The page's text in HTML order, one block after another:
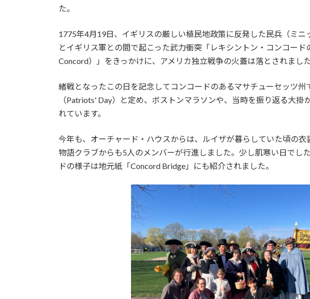
た。
1775年4月19日、イギリスの厳しい植民地政策に反発した民兵（ミ
とイギリス軍との間で起こった武力衝突「レキシントン・コンコード
Concord）」をきっかけに、アメリカ独立戦争の火蓋は落とされました
緒戦となったこの日を記念してコンコードのあるマサチューセッツ州
（Patriots' Day）と定め、ボストンマラソンや、当時を振り返る大掛
れています。
今年も、オーチャード・ハウスからは、ルイザが暮らしていた頃の
物語クラブからも5人のメンバーが行進しました。少し肌寒い日でし
ドの様子は地元紙「Concord Bridge」にも紹介されました。